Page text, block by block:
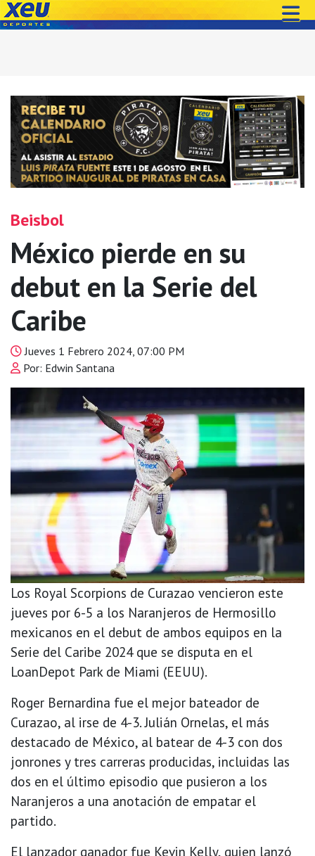
Beisbol
México pierde en su
debut en la Serie del
Caribe
Jueves 1 Febrero 2024, 07:00 PM
Por: Edwin Santana
Los Royal Scorpions de Curazao vencieron este
jueves por 6-5 a los Naranjeros de Hermosillo
mexicanos en el debut de ambos equipos en la
Serie del Caribe 2024 que se disputa en el
LoanDepot Park de Miami (EEUU).
Roger Bernardina fue el mejor bateador de
Curazao, al irse de 4-3. Julián Ornelas, el más
destacado de México, al batear de 4-3 con dos
jonrones y tres carreras producidas, incluidas las
dos en el último episodio que pusieron a los
Naranjeros a una anotación de empatar el
partido.
El lanzador ganador fue Kevin Kelly, quien lanzó